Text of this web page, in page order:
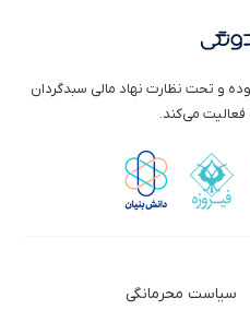
و تحت نظارت نهاد مالی سبدگردان
فعالیت می‌کند.
سیاست محرمانگی